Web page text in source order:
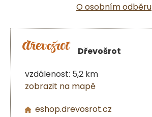
O osobním odběru
Dřevošrot
vzdálenost: 5,2 km
zobrazit na mapě
eshop.drevosrot.cz